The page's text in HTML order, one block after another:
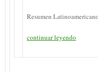
Resumen
continuar leyendo